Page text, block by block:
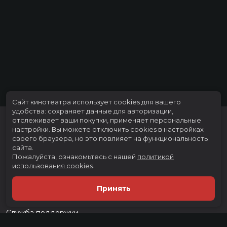
Расписание
Скоро в кино
Новости и акции
Служба поддержки
Сайт кинотеатра использует cookies для вашего
удобства: сохраняет данные для авторизации,
отслеживает ваши покупки, применяет персональные
настройки. Вы можете отключить cookies в настройках
своего браузера, но это повлияет на функциональность
сайта.
Пожалуйста, ознакомьтесь с нашей политикой
использования cookies
Принять